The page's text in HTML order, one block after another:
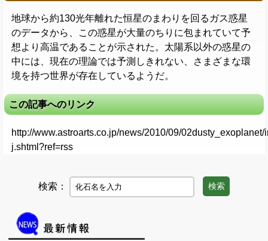
地球から約130光年離れた恒星のまわりを回るガス惑星
のデータから、この惑星が大量のちりに包まれていて予
想より高温であることが示された。太陽系以外の惑星の
中には、現在の理論では予測しきれない、さまざまな環
境を持つ世界が存在しているようだ。
この記事へのリンク
http://www.astroarts.co.jp/news/2010/09/02dusty_exoplanet/
j.shtml?ref=rss
検索： 検索